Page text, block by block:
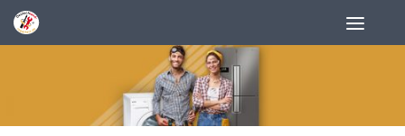
Zum Inhalt springen